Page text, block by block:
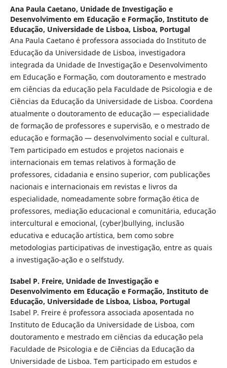
Ana Paula Caetano, Unidade de Investigação e
Desenvolvimento em Educação e Formação, Instituto de
Educação, Universidade de Lisboa, Lisboa, Portugal
Ana Paula Caetano é professora associada do Instituto de
Educação da Universidade de Lisboa, investigadora
integrada da Unidade de Investigação e Desenvolvimento
em Educação e Formação, com doutoramento e mestrado
em ciências da educação pela Faculdade de Psicologia e de
Ciências da Educação da Universidade de Lisboa. Coordena
atualmente o doutoramento de educação — especialidade
de formação de professores e supervisão, e o mestrado de
educação e formação — desenvolvimento social e cultural.
Tem participado em estudos e projetos nacionais e
internacionais em temas relativos à formação de
professores, cidadania e ensino superior, com publicações
nacionais e internacionais em revistas e livros da
especialidade, nomeadamente sobre formação ética de
professores, mediação educacional e comunitária, educação
intercultural e emocional, (cyber)bullying, inclusão
educativa e educação artística, bem como sobre
metodologias participativas de investigação, entre as quais
a investigação-ação e o selfstudy.
Isabel P. Freire, Unidade de Investigação e
Desenvolvimento em Educação e Formação, Instituto de
Educação, Universidade de Lisboa, Lisboa, Portugal
Isabel P. Freire é professora associada aposentada no
Instituto de Educação da Universidade de Lisboa, com
doutoramento e mestrado em ciências da educação pela
Faculdade de Psicologia e de Ciências da Educação da
Universidade de Lisboa. Tem participado em estudos e